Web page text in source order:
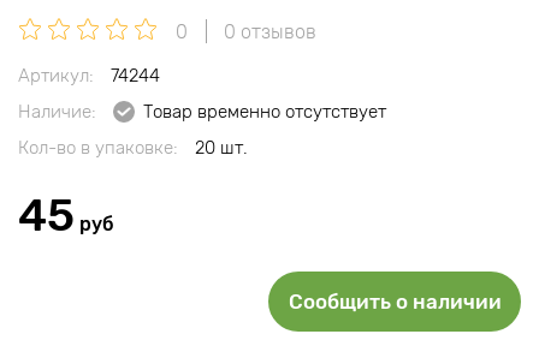
0 0 отзывов
Артикул:
74244
Наличие:
Товар временно отсутствует
Кол-во в упаковке:
20 шт.
45 руб
Сообщить о наличии